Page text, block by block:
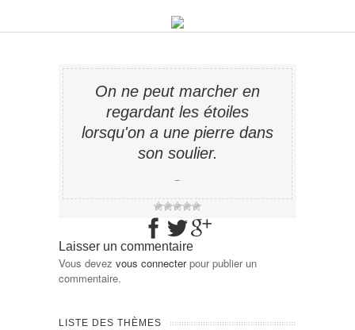
On ne peut marcher en
regardant les étoiles
lorsqu'on a une pierre dans
son soulier.
−
Laisser un commentaire
Vous devez vous connecterpour publier un
commentaire.
LISTE DES THÈMES